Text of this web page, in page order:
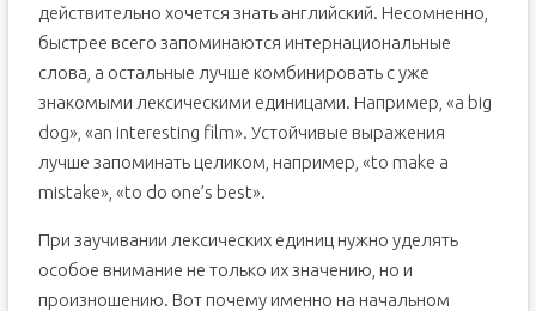
действительно хочется знать английский. Несомненно,
быстрее всего запоминаются интернациональные
слова, а остальные лучше комбинировать с уже
знакомыми лексическими единицами. Например, «a big
dog», «an interesting film». Устойчивые выражения
лучше запоминать целиком, например, «to make a
mistake», «to do one’s best».
При заучивании лексических единиц нужно уделять
особое внимание не только их значению, но и
произношению. Вот почему именно на начальном